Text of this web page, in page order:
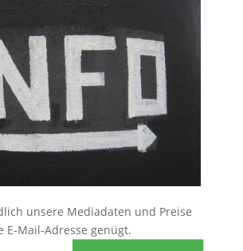
unsere Mediadaten und Preise
E-Mail-Adresse genügt.